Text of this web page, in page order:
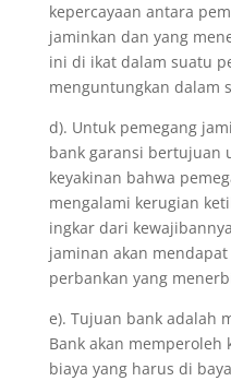
kepercayaan antara
jaminkan dan yang
ini di ikat dalam suatu
menguntungkan dalam
d). Untuk pemegang
bank garansi bertujuan
keyakinan bahwa
mengalami kerugian
ingkar dari
jaminan akan
perbankan yang
e). Tujuan bank adalah
Bank akan
biaya yang harus di